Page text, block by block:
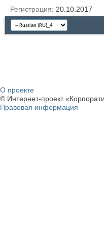
Регистрация
20.10.2017
О проекте
© Интернет-проект
Правовая информация